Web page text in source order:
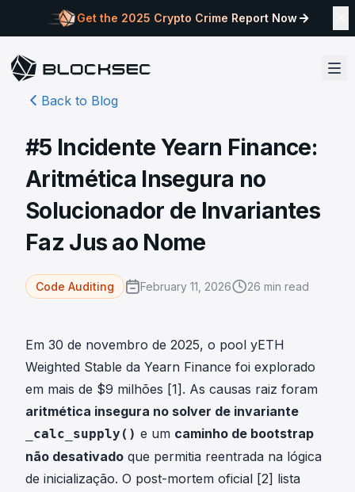
Get the 2025 Crypto Crime Report Now
Back to Blog
#5 Incidente Yearn Finance:
Aritmética Insegura no
Solucionador de Invariantes
Faz Jus ao Nome
Code Auditing February 11, 2026 26 min read
Em 30 de novembro de 2025, o pool yETH
Weighted Stable da Yearn Finance foi explorado
em mais de $9 milhões [1]. As causas raiz foram
aritmética insegura no solver de invariante
_calc_supply() e um caminho de bootstrap
não desativado que permitia reentrada na lógica
de inicialização. O post-mortem oficial [2] lista